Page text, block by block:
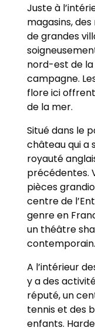
Juste à
magasins,
de grandes
nord-est de
campagne.
flore ici
de la mer.
Situé dans le
château qui a
royauté
précédentes.
pièces
centre de
genre en
un théâtre
contemporain.
A l’intérieur
y a des
réputé, un
tennis et des
enfants.